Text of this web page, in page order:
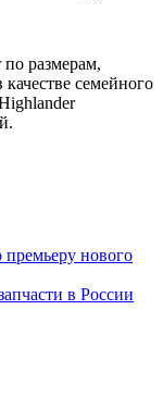
размерам,
семейного
нового
в России